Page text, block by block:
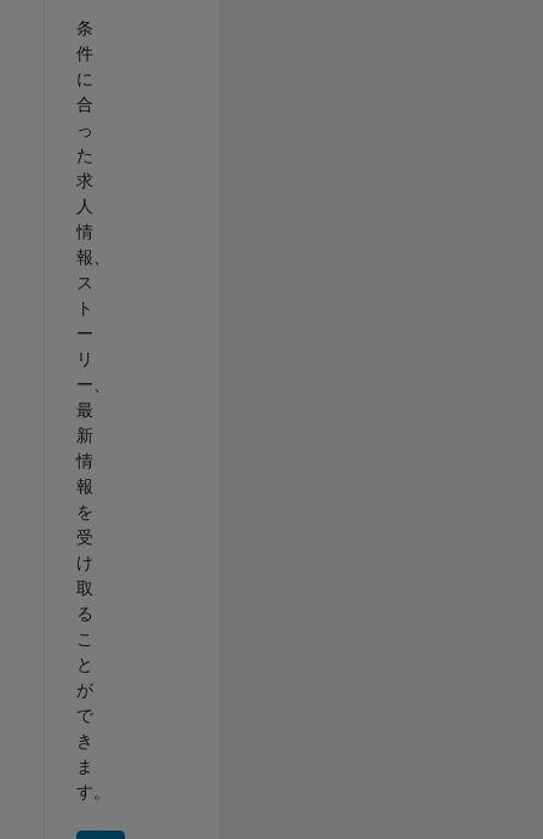
条
件
に
合
っ
た
求
人
情
報、
ス
ト
ー
リ
ー、
最
新
情
報
を
受
け
取
る
こ
と
が
で
き
ま
す。